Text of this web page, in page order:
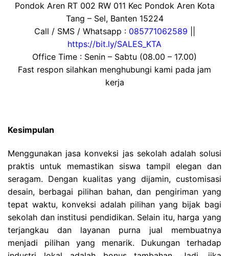
Pondok Aren RT 002 RW 011 Kec Pondok Aren Kota
Tang – Sel, Banten 15224
Call / SMS / Whatsapp : 085771062589
https://bit.ly/SALES_KTA
Office Time : Senin – Sabtu (08.00 – 17.00)
Fast respon silahkan menghubungi kami pada jam
kerja
Kesimpulan
Menggunakan jasa konveksi jas sekolah adalah solusi
praktis untuk memastikan siswa tampil elegan dan
seragam. Dengan kualitas yang dijamin, customisasi
desain, berbagai pilihan bahan, dan pengiriman yang
tepat waktu, konveksi adalah pilihan yang bijak bagi
sekolah dan institusi pendidikan. Selain itu, harga yang
terjangkau dan layanan purna jual membuatnya
menjadi pilihan yang menarik. Dukungan terhadap